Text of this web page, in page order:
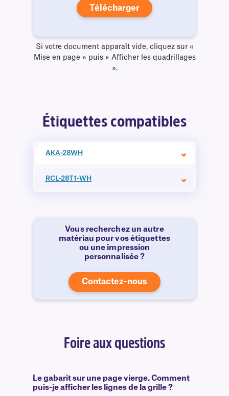
Télécharger
Si votre document apparaît vide, cliquez sur «
Mise en page » puis « Afficher les quadrillages
».
Étiquettes compatibles
AKA-28WH
RCL-28T1-WH
Vous recherchez un autre
matériau pour vos étiquettes
ou une impression
personnalisée ?
Contactez-nous
Foire aux questions
Le gabarit sur une page vierge. Comment
puis-je afficher les lignes de la grille ?